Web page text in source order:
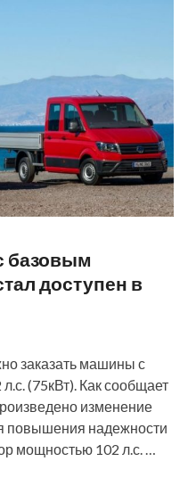
базовым
доступен в
заказать машины с
(75кВт). Как сообщает
изменение
повышения надежности
мощностью 102 л.с. …